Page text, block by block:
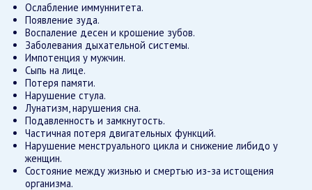
Ослабление иммуннитета.
Появление зуда.
Воспаление десен и крошение зубов.
Заболевания дыхательной системы.
Импотенция у мужчин.
Сыпь на лице.
Потеря памяти.
Нарушение стула.
Лунатизм, нарушения сна.
Подавленность и замкнутость.
Частичная потеря двигательных функций.
Нарушение менструального цикла и снижение либидо у
женщин.
Состояние между жизнью и смертью из-за истощения
организма.